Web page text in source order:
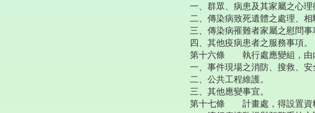
一、群眾、病患及其家屬之心理
二、傳染病致死遺體之處理、
三、傳染病罹難者家屬之慰問事
四、其他疫病患者之服務事項。
第十六條 執行處應變組，由
一、事件現場之消防、搜救、安
二、公共工程維護。
三、其他應變事宜。
第十七條 計畫處，得設置資料